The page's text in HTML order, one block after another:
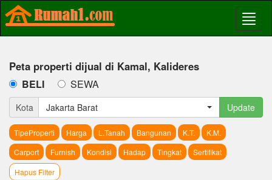
Peta properti dijual di Kamal, Kalideres
BELI SEWA
Kota Jakarta Barat Update
TipeProperti Harga L.Tanah Bangunan K.T.
K.M.
Carport
Furnish Kondisi Hadap Tingkat
Sertifikat
Hapus Filter